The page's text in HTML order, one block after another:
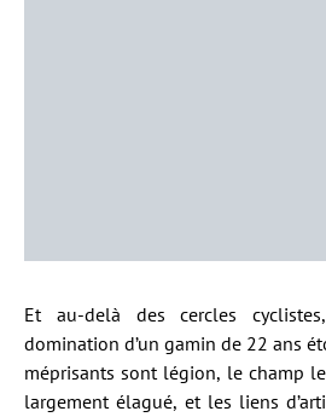
Et au-delà des cercles
domination d’un gamin de 22 ans
méprisants sont légion, le champ
largement élagué, et les liens